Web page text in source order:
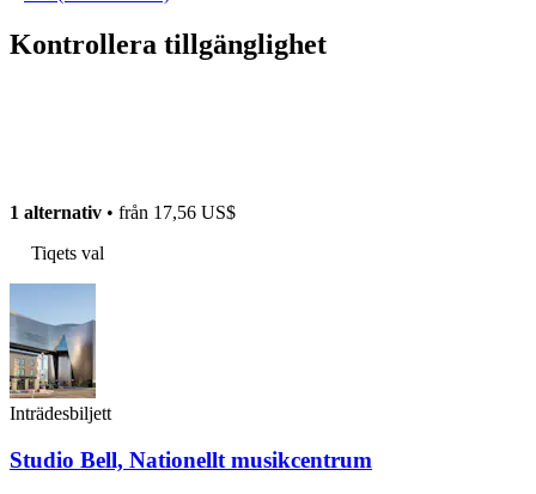
Kontrollera tillgänglighet
1 alternativ • från 17,56 US$
Tiqets val
Inträdesbiljett
Studio Bell, Nationellt musikcentrum